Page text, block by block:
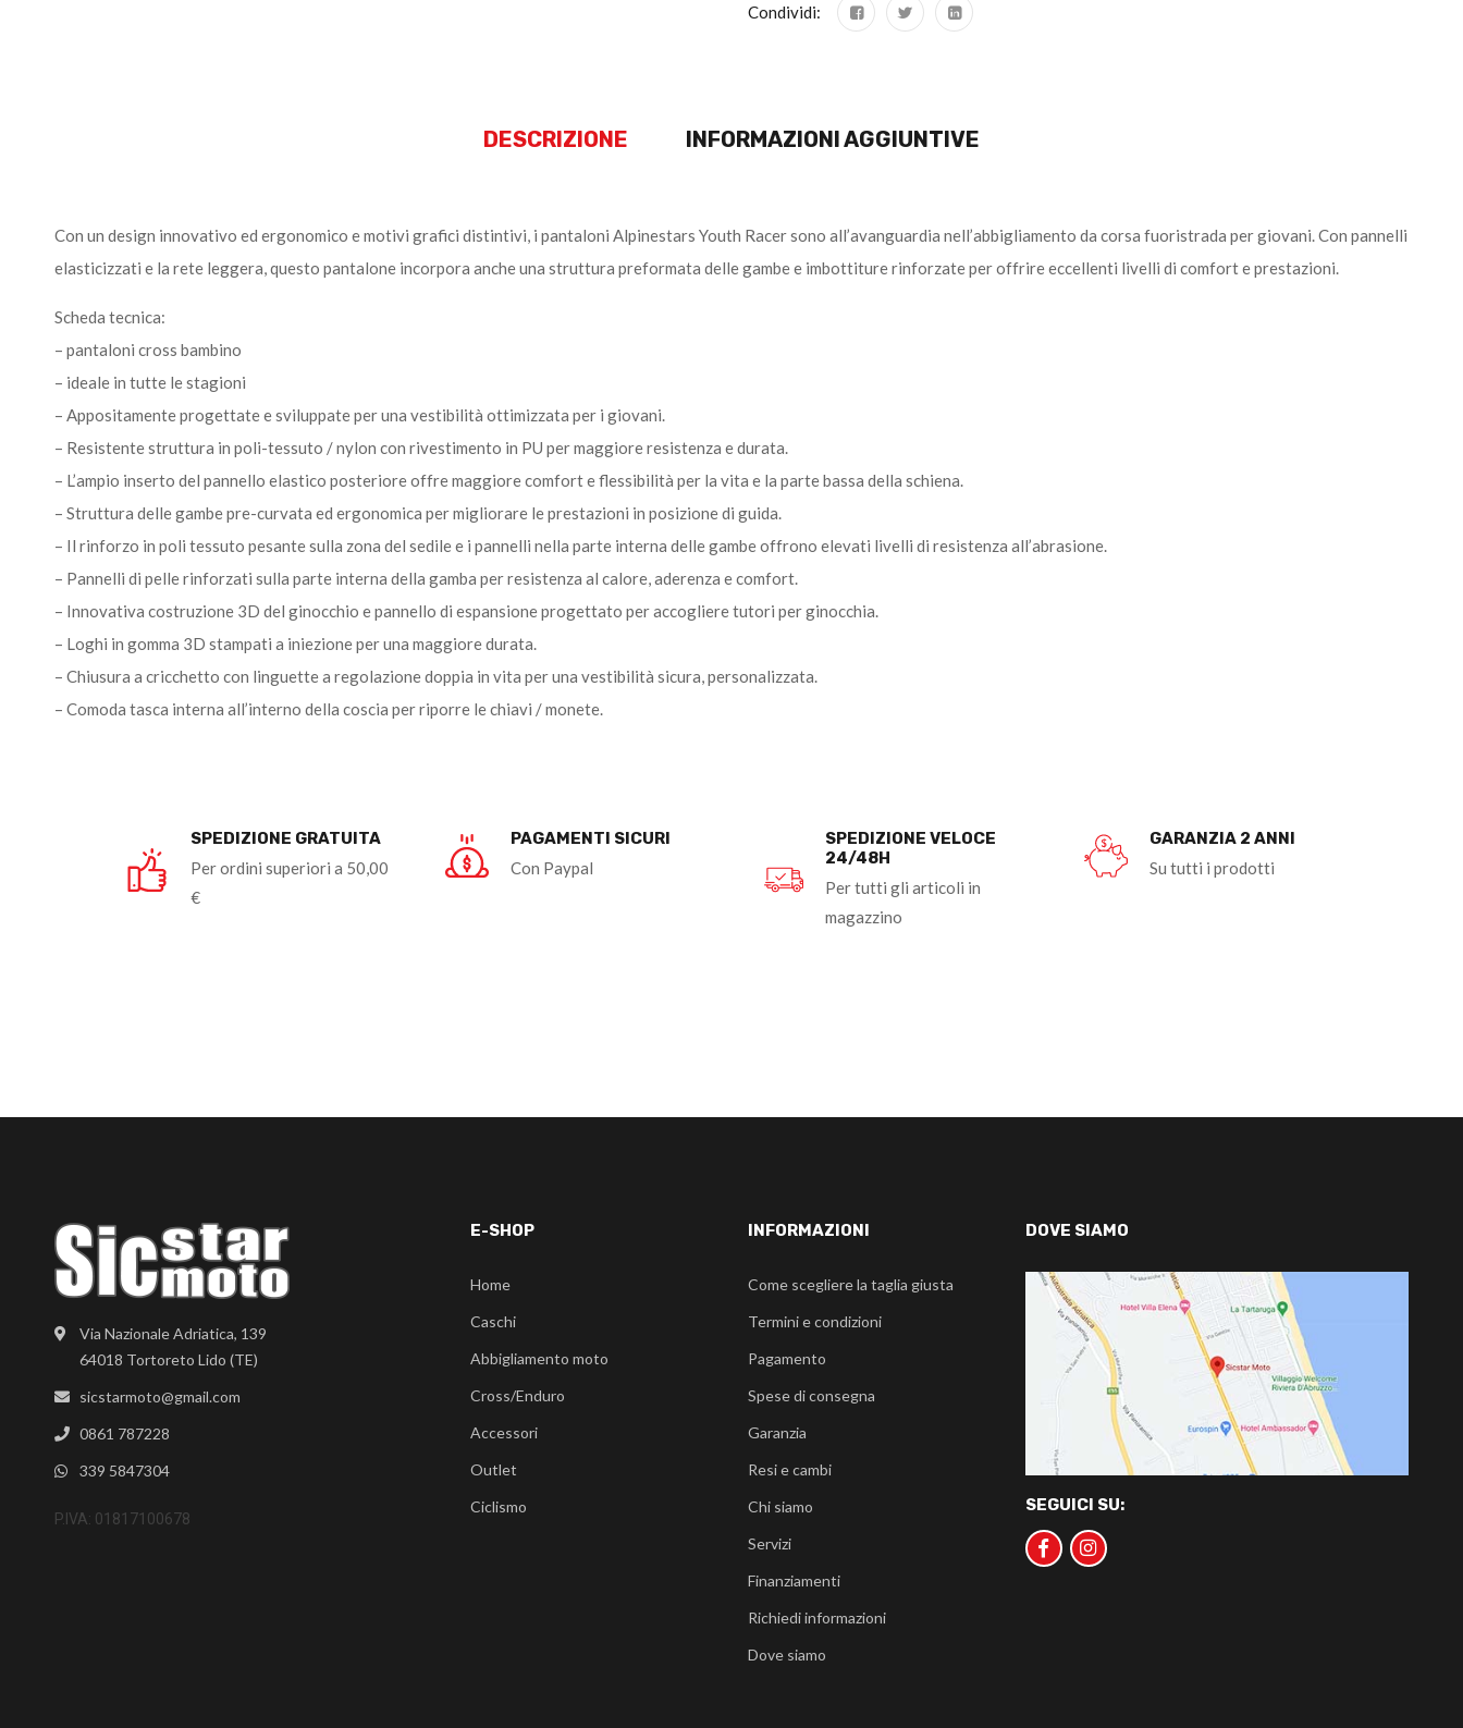
Condividi:
DESCRIZIONE INFORMAZIONI AGGIUNTIVE
Con un design innovativo ed ergonomico e motivi grafici distintivi, i pantaloni Alpinestars Youth Racer sono all’avanguardia nell’abbigliamento da corsa fuoristrada per giovani. Con pannelli
elasticizzati e la rete leggera, questo pantalone incorpora anche una struttura preformata delle gambe e imbottiture rinforzate per offrire eccellenti livelli di comfort e prestazioni.
Scheda tecnica:
– pantaloni cross bambino
– ideale in tutte le stagioni
– Appositamente progettate e sviluppate per una vestibilità ottimizzata per i giovani.
– Resistente struttura in poli-tessuto / nylon con rivestimento in PU per maggiore resistenza e durata.
– L’ampio inserto del pannello elastico posteriore offre maggiore comfort e flessibilità per la vita e la parte bassa della schiena.
– Struttura delle gambe pre-curvata ed ergonomica per migliorare le prestazioni in posizione di guida.
– Il rinforzo in poli tessuto pesante sulla zona del sedile e i pannelli nella parte interna delle gambe offrono elevati livelli di resistenza all’abrasione.
– Pannelli di pelle rinforzati sulla parte interna della gamba per resistenza al calore, aderenza e comfort.
– Innovativa costruzione 3D del ginocchio e pannello di espansione progettato per accogliere tutori per ginocchia.
– Loghi in gomma 3D stampati a iniezione per una maggiore durata.
– Chiusura a cricchetto con linguette a regolazione doppia in vita per una vestibilità sicura, personalizzata.
– Comoda tasca interna all’interno della coscia per riporre le chiavi / monete.
SPEDIZIONE GRATUITA
Per ordini superiori a 50,00
€
PAGAMENTI SICURI
Con Paypal
SPEDIZIONE VELOCE
24/48H
Per tutti gli articoli in
magazzino
GARANZIA 2 ANNI
Su tutti i prodotti
Via Nazionale Adriatica, 139
64018 Tortoreto Lido (TE)
sicstarmoto@gmail.com
0861 787228
339 5847304
P.IVA: 01817100678
E-SHOP
Home
Caschi
Abbigliamento moto
Cross/Enduro
Accessori
Outlet
Ciclismo
INFORMAZIONI
Come scegliere la taglia giusta
Termini e condizioni
Pagamento
Spese di consegna
Garanzia
Resi e cambi
Chi siamo
Servizi
Finanziamenti
Richiedi informazioni
Dove siamo
DOVE SIAMO
SEGUICI SU: